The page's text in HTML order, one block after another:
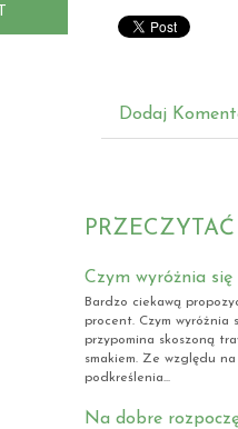
Dodaj
Czym wyróżnia się
Bardzo ciekawą
procent. Czym
przypomina skoszoną
smakiem. Ze względu
podkreślenia...
Na dobre